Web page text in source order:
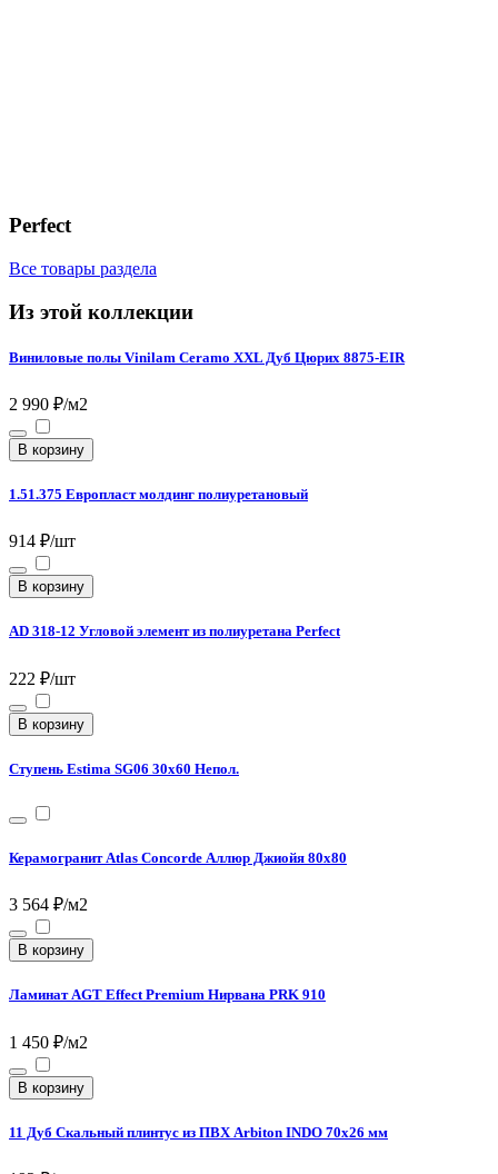
Perfect
Все товары раздела
Из этой коллекции
Виниловые полы Vinilam Ceramo XXL Дуб Цюрих 8875-EIR
2 990 ₽/м2
В корзину
1.51.375 Европласт молдинг полиуретановый
914 ₽/шт
В корзину
AD 318-12 Угловой элемент из полиуретана Perfect
222 ₽/шт
В корзину
Ступень Estima SG06 30x60 Непол.
Керамогранит Atlas Concorde Аллюр Джиойя 80х80
3 564 ₽/м2
В корзину
Ламинат AGT Effect Premium Нирвана PRK 910
1 450 ₽/м2
В корзину
11 Дуб Скальный плинтус из ПВХ Arbiton INDO 70х26 мм